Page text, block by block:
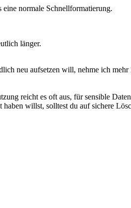
eine normale Schnellformatierung.
länger.
neu aufsetzen will, nehme ich
reicht es oft aus, für sensible
willst, solltest du auf sichere